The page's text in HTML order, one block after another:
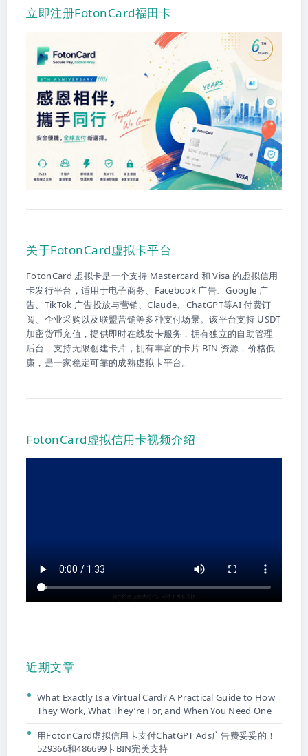
立即注册FotonCard福田卡
关于FotonCard虚拟卡平台
FotonCard 虚拟卡是一个支持 Mastercard 和 Visa 的虚拟信用
卡发行平台，适用于电子商务、Facebook 广告、Google 广
告、TikTok 广告投放与营销、Claude、ChatGPT等AI 付费订
阅、企业采购以及联盟营销等多种支付场景。该平台支持 USDT
加密货币充值，提供即时在线发卡服务，拥有独立的自助管理
后台，支持无限创建卡片，拥有丰富的卡片 BIN 资源，价格低
廉，是一家稳定可靠的成熟虚拟卡平台。
FotonCard虚拟信用卡视频介绍
近期文章
What Exactly Is a Virtual Card? A Practical Guide to How
They Work, What They’re For, and When You Need One
用FotonCard虚拟信用卡支付ChatGPT Ads广告费妥妥的！
529366和486699卡BIN完美支持